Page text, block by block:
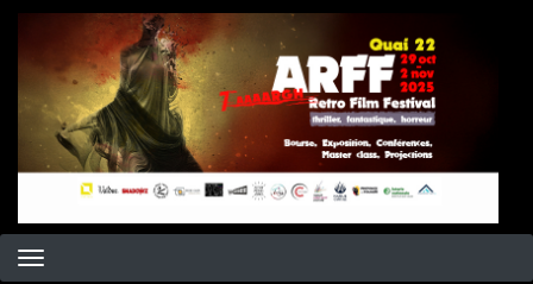
Skip
main
content